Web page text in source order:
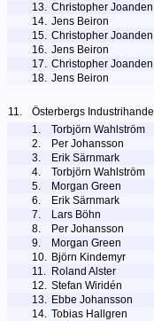
13. Christopher Joanden
14. Jens Beiron
15. Christopher Joanden
16. Jens Beiron
17. Christopher Joanden
18. Jens Beiron
11. Österbergs Industrihandel
1.
Torbjörn Wahlström
2.
Per Johansson
3.
Erik Särnmark
4.
Torbjörn Wahlström
5.
Morgan Green
6.
Erik Särnmark
7.
Lars Böhn
8.
Per Johansson
9.
Morgan Green
10. Björn Kindemyr
11. Roland Alster
12. Stefan Wiridén
13. Ebbe Johansson
14. Tobias Hallgren